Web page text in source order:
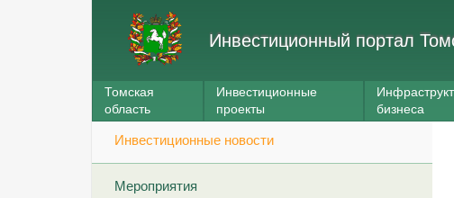
Инвестиционный портал
Томская
область
Инвестиционные
проекты
бизнеса
Инвестиционные новости
Мероприятия